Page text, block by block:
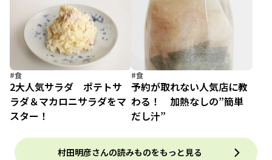
#食
2大人気サラダ ポテトサ
ラダ＆マカロニサラダをマ
スター！
#食
予約が取れない人気店に教
わる！ 加熱なしの”簡単
だし汁”
村田明彦さんの読みものをもっと見る